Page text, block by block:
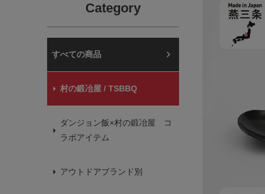
Category
村の鍛冶屋本店
村の鍛冶屋 / TSBBQ
ダンジョン飯×村の鍛冶屋 コ
ラボアイテム
アウトドアブランド別